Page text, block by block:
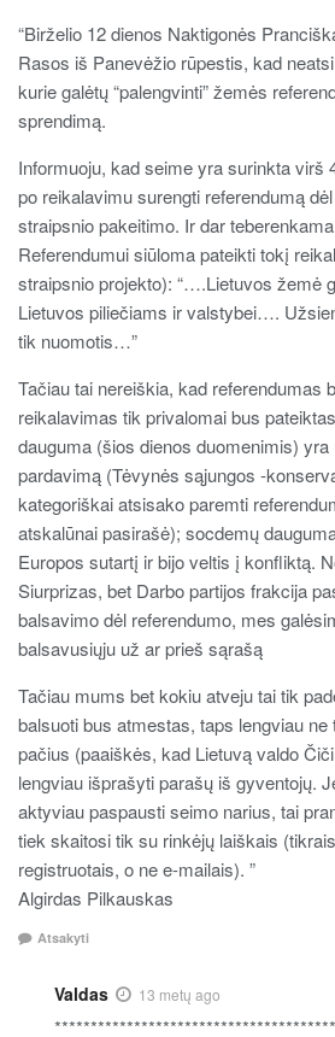
“Birželio 12 dienos Naktigonės
Rasos iš Panevėžio rūpestis, kad
kurie galėtų “palengvinti” žemės
sprendimą.
Informuoju, kad seime yra surinkta virš
po reikalavimu surengti referendumą
straipsnio pakeitimo. Ir dar
Referendumui siūloma pateikti tokį
straipsnio projekto): “….Lietuvos žemė
Lietuvos piliečiams ir valstybei….
tik nuomotis…”
Tačiau tai nereiškia, kad referendumas
reikalavimas tik privalomai bus
dauguma (šios dienos duomenimis)
pardavimą (Tėvynės sąjungos -
kategoriškai atsisako paremti
atskalūnai pasirašė); socdemų
Europos sutartį ir bijo veltis į konfliktą.
Siurprizas, bet Darbo partijos frakcija
balsavimo dėl referendumo, mes
balsavusiųju už ar prieš sąrašą
Tačiau mums bet kokiu atveju tai tik
balsuoti bus atmestas, taps lengviau
pačius (paaiškės, kad Lietuvą valdo
lengviau išprašyti parašų iš gyventojų.
aktyviau paspausti seimo narius, tai
tiek skaitosi tik su rinkėjų laiškais
registruotais, o ne e-mailais). ”
Algirdas Pilkauskas
Atsakyti
Valdas 13 metų ago